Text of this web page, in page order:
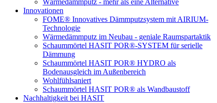
Wärmedämmputz - mehr als eine Alternative
Innovationen
FOME® Innovatives Dämmputzsystem mit AIRIUM-
Technologie
Wärmedämmputz im Neubau - geniale Raumspartaktik
Schaummörtel HASIT POR®-SYSTEM für serielle
Dämmung
Schaummörtel HASIT POR® HYDRO als
Bodenausgleich im Außenbereich
Wohlfühlsaniert
Schaummörtel HASIT POR® als Wandbaustoff
Nachhaltigkeit bei HASIT